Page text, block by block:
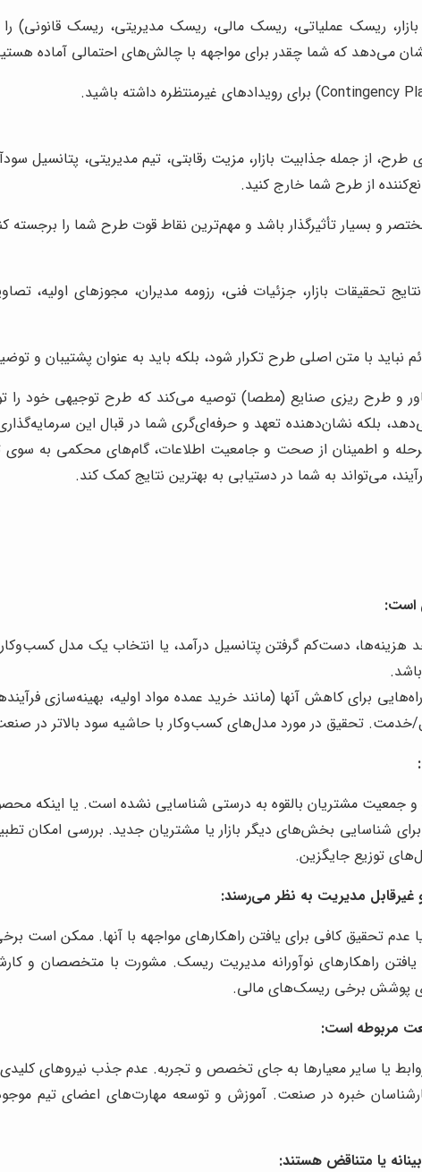
ریسک عملیاتی، ریسک مالی، ریسک مدیریتی، ریسک قانونی)
می‌دهد که شما چقدر برای مواجهه با چالش‌های احتمالی آماده
از جمله جذابیت بازار، مزیت رقابتی، تیم مدیریتی،
از طرح شما خارج کنید.
و بسیار تأثیرگذار باشد و مهم‌ترین نقاط قوت طرح شما را برجسته
تحقیقات بازار، جزئیات فنی، رزومه مدیران، مجوزهای
نباید با متن اصلی طرح تکرار شود، بلکه باید به عنوان پشتیبان و
و طرح ریزی صنایع (مطصا) توصیه می‌کند که طرح توجیهی خود را
بلکه نشان‌دهنده تعهد و حرفه‌ای‌گری شما در قبال این
و اطمینان از صحت و جامعیت اطلاعات، گام‌های محکمی به سوی
می‌تواند به شما در دستیابی به بهترین نتایج کمک کند.
است:
هزینه‌ها، دست‌کم گرفتن پتانسیل درآمد، یا انتخاب یک مدل
برای کاهش آنها (مانند خرید عمده مواد اولیه، بهینه‌سازی
خدمت. تحقیق در مورد مدل‌های کسب‌وکار با حاشیه سود بالاتر در
و جمعیت مشتریان بالقوه به درستی شناسایی نشده است. یا اینکه
برای شناسایی بخش‌های دیگر بازار یا مشتریان جدید. بررسی امکان
توزیع جایگزین.
مدیریت به نظر می‌رسند:
تحقیق کافی برای یافتن راهکارهای مواجهه با آنها. ممکن است
یافتن راهکارهای نوآورانه مدیریت ریسک. مشورت با متخصصان و
پوشش برخی ریسک‌های مالی.
مربوطه است:
یا سایر معیارها به جای تخصص و تجربه. عدم جذب نیروهای کلیدی
خبره در صنعت. آموزش و توسعه مهارت‌های اعضای تیم
یا متناقض هستند: